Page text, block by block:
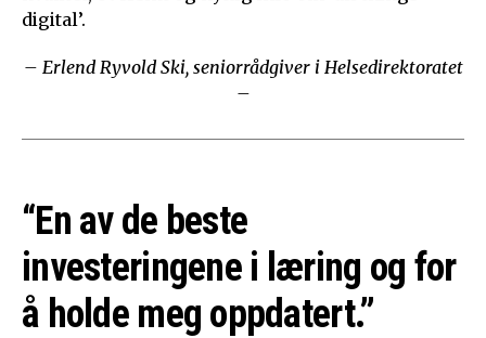
digital’.
– Erlend Ryvold Ski, seniorrådgiver i Helsedirektoratet
–
“En av de beste
investeringene i læring og for
å holde meg oppdatert.”